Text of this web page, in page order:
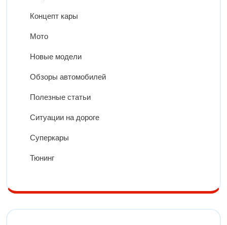
Концепт кары
Мото
Новые модели
Обзоры автомобилей
Полезные статьи
Ситуации на дороге
Суперкары
Тюнинг